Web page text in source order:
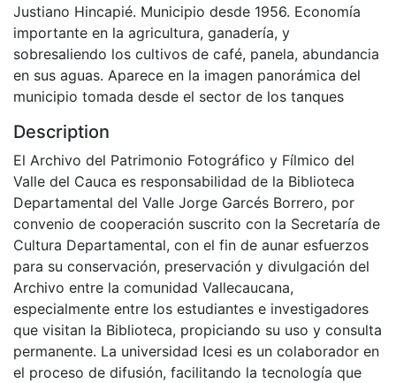
Justiano Hincapié. Municipio desde 1956. Economía
importante en la agricultura, ganadería, y
sobresaliendo los cultivos de café, panela, abundancia
en sus aguas. Aparece en la imagen panorámica del
municipio tomada desde el sector de los tanques
Description
El Archivo del Patrimonio Fotográfico y Fílmico del
Valle del Cauca es responsabilidad de la Biblioteca
Departamental del Valle Jorge Garcés Borrero, por
convenio de cooperación suscrito con la Secretaría de
Cultura Departamental, con el fin de aunar esfuerzos
para su conservación, preservación y divulgación del
Archivo entre la comunidad Vallecaucana,
especialmente entre los estudiantes e investigadores
que visitan la Biblioteca, propiciando su uso y consulta
permanente. La universidad Icesi es un colaborador en
el proceso de difusión, facilitando la tecnología que